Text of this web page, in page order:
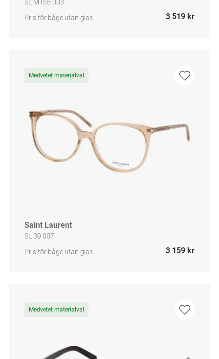
Pris för båge utan glas
3 519 kr
Medvetet materialval
Saint Laurent
SL 39 007
Pris för båge utan glas
3 159 kr
Medvetet materialval